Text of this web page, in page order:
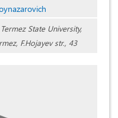
State University,
F.Hojayev str., 43